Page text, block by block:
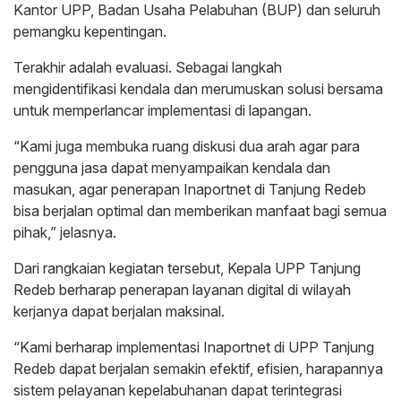
Kantor UPP, Badan Usaha Pelabuhan (BUP) dan seluruh
pemangku kepentingan.
Terakhir adalah evaluasi. Sebagai langkah
mengidentifikasi kendala dan merumuskan solusi bersama
untuk memperlancar implementasi di lapangan.
“Kami juga membuka ruang diskusi dua arah agar para
pengguna jasa dapat menyampaikan kendala dan
masukan, agar penerapan Inaportnet di Tanjung Redeb
bisa berjalan optimal dan memberikan manfaat bagi semua
pihak,” jelasnya.
Dari rangkaian kegiatan tersebut, Kepala UPP Tanjung
Redeb berharap penerapan layanan digital di wilayah
kerjanya dapat berjalan maksinal.
“Kami berharap implementasi Inaportnet di UPP Tanjung
Redeb dapat berjalan semakin efektif, efisien, harapannya
sistem pelayanan kepelabuhanan dapat terintegrasi